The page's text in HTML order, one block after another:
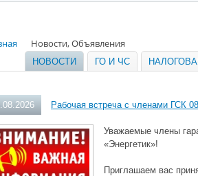
Новости, Объявления
НОВОСТИ ГО И ЧС
Рабочая встреча с членами ГСК
Уважаемые члены
«Энергетик»!
Приглашаем вас